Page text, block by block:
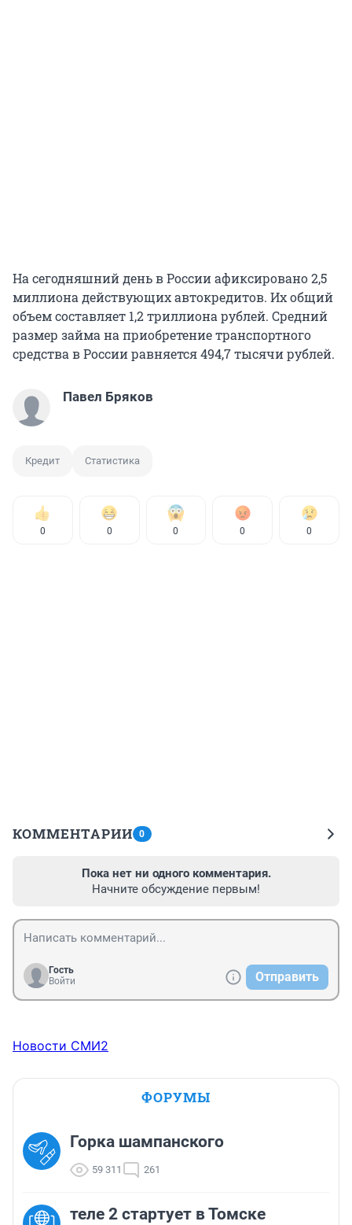
На сегодняшний день в России афиксировано 2,5
миллиона действующих автокредитов. Их общий
объем составляет 1,2 триллиона рублей. Средний
размер займа на приобретение транспортного
средства в России равняется 494,7 тысячи рублей.
Павел Бряков
Кредит Статистика
0 0 0 0 0
КОММЕНТАРИИ 0
Пока нет ни одного комментария.
Начните обсуждение первым!
Гость
Войти
Отправить
Новости СМИ2
ФОРУМЫ
Горка шампанского
59 311 261
теле 2 стартует в Томске